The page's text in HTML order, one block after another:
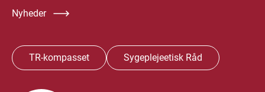
Nyheder
TR-kompasset Sygeplejeetisk Råd